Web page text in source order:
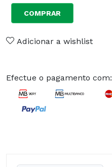
COMPRAR
Adicionar a wishlist
Efectue o pagamento com: